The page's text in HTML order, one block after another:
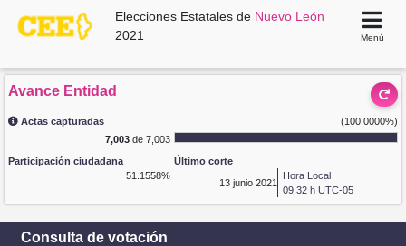
Elecciones Estatales de Nuevo León
2021
Menú
Avance Entidad
Actas capturadas
(100.0000%)
7,003de 7,003
Participación ciudadana
51.1558%
Último corte
13 junio 2021
Hora Local
09:32 h UTC-05
Consulta de votación